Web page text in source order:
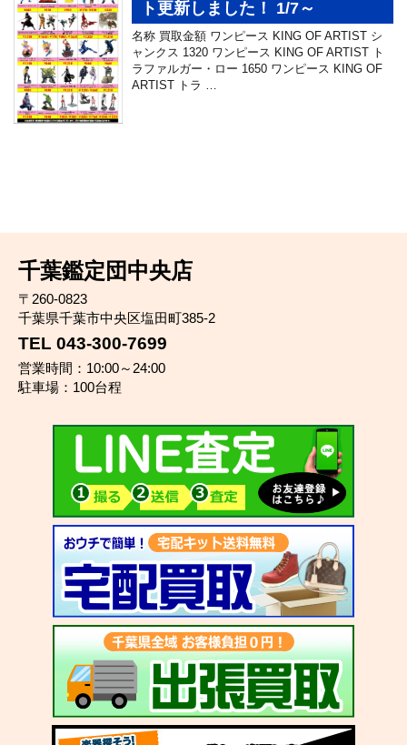
ト更新しました！ 1/7～
名称 買取金額 ワンピース KING OF ARTIST シ
ャンクス 1320 ワンピース KING OF ARTIST ト
ラファルガー・ロー 1650 ワンピース KING OF
ARTIST トラ …
千葉鑑定団中央店
〒260-0823
千葉県千葉市中央区塩田町385-2
TEL 043-300-7699
営業時間：10:00～24:00
駐車場：100台程